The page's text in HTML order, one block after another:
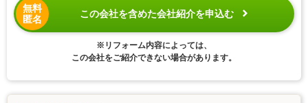
無料
匿名
この会社を含めた会社紹介を申込む
※リフォーム内容によっては、
この会社をご紹介できない場合があります。